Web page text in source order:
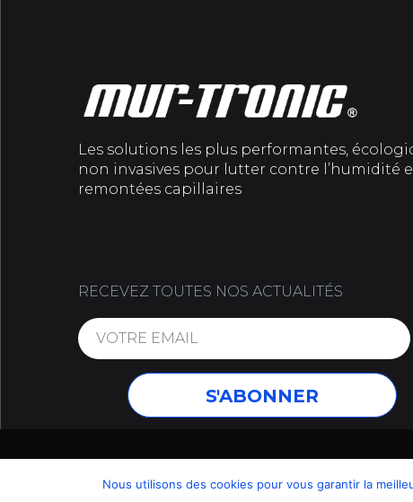
Les solutions les plus performantes,
non invasives pour lutter contre l’humidité
remontées capillaires
RECEVEZ TOUTES NOS ACTUALITÉS
Nous utilisons des cookies pour vous garantir la